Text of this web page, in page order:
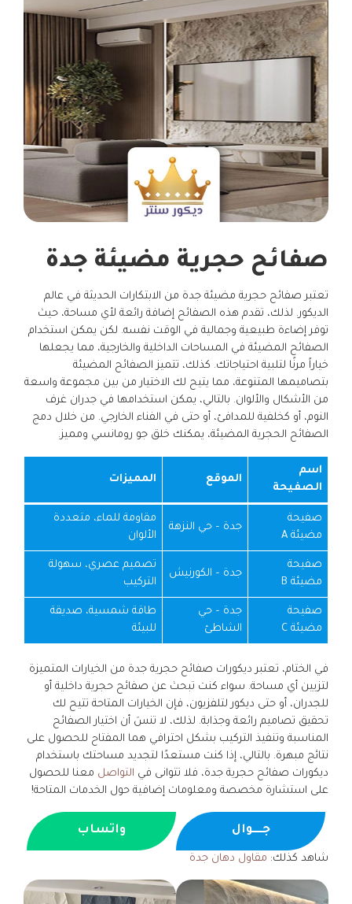
صفائح حجرية مضيئة جدة
تعتبر صفائح حجرية مضيئة جدة من الابتكارات الحديثة في عالم
الديكور. لذلك، تقدم هذه الصفائح إضافة رائعة لأي مساحة، حيث
توفر إضاءة طبيعية وجمالية في الوقت نفسه. لكن يمكن استخدام
الصفائح المضيئة في المساحات الداخلية والخارجية، مما يجعلها
خياراً مرنًا لتلبية احتياجاتك. كذلك، تتميز الصفائح المضيئة
بتصاميمها المتنوعة، مما يتيح لك الاختيار من بين مجموعة واسعة
من الأشكال والألوان. بالتالي، يمكن استخدامها في جدران غرف
النوم، أو كخلفية للمدافئ، أو حتى في الفناء الخارجي. من خلال دمج
الصفائح الحجرية المضيئة، يمكنك خلق جو رومانسي ومميز.
اسم
الصفيحة
الموقع المميزات
صفيحة
مضيئة A
جدة – حي النزهة
مقاومة للماء، متعددة
الألوان
صفيحة
مضيئة B
جدة – الكورنيش
تصميم عصري، سهولة
التركيب
صفيحة
مضيئة C
جدة – حي
الشاطئ
طاقة شمسية، صديقة
للبيئة
في الختام، تعتبر ديكورات صفائح حجرية جدة من الخيارات المتميزة
لتزيين أي مساحة. سواء كنت تبحث عن صفائح حجرية داخلية أو
للجدران، أو حتى ديكور لتلفزيون، فإن الخيارات المتاحة تتيح لك
تحقيق تصاميم رائعة وجذابة. لذلك، لا تنسَ أن اختيار الصفائح
المناسبة وتنفيذ التركيب بشكل احترافي هما المفتاح للحصول على
نتائج مبهرة. بالتالي، إذا كنت مستعدًا لتجديد مساحتك باستخدام
ديكورات صفائح حجرية جدة، فلا تتوانى في التواصل معنا للحصول
على استشارة مخصصة ومعلومات إضافية حول الخدمات المتاحة!
جــــوال واتساب
شاهد كذلك: مقاول دهان جدة